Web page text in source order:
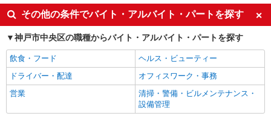
同じ特徴から三ノ宮(ＪＲ)駅の求人を探す
入社日応相談
即日勤務OK
履歴書不要
Web面接OK
友達と応募OK
大量募集（10名以上）
未経験歓迎
経験者・有資格者歓迎
新卒・第二新卒歓迎
フリーター歓迎
学歴不問
ブランクOK
その他の条件でバイト・アルバイト・パートを探す
神戸市中央区の職種からバイト・アルバイト・パートを探す
飲食・フード
ヘルス・ビューティー
ドライバー・配達
オフィスワーク・事務
営業
清掃・警備・ビルメンテナンス・
設備管理